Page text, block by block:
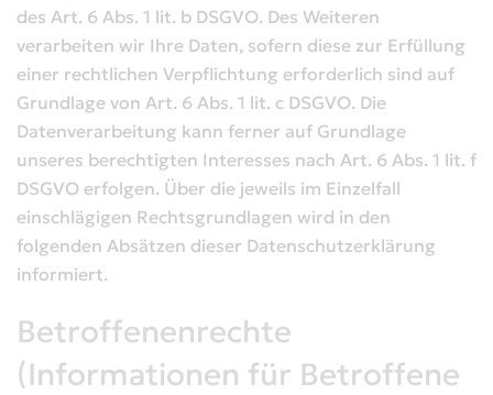
des Art. 6 Abs. 1 lit. b DSGVO. Des Weiteren
verarbeiten wir Ihre Daten, sofern diese zur Erfüllung
einer rechtlichen Verpflichtung erforderlich sind auf
Grundlage von Art. 6 Abs. 1 lit. c DSGVO. Die
Datenverarbeitung kann ferner auf Grundlage
unseres berechtigten Interesses nach Art. 6 Abs. 1 lit. f
DSGVO erfolgen. Über die jeweils im Einzelfall
einschlägigen Rechtsgrundlagen wird in den
folgenden Absätzen dieser Datenschutzerklärung
informiert.
Betroffenenrechte
(Informationen für Betroffene